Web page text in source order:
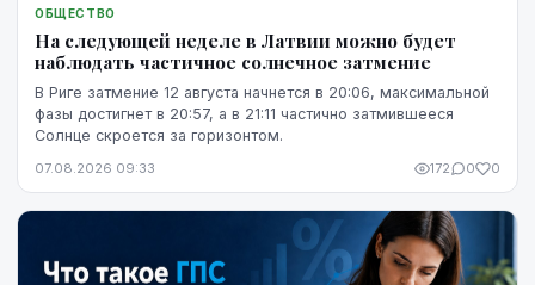
ОБЩЕСТВО
На следующей неделе в Латвии можно будет
наблюдать частичное солнечное затмение
В Риге затмение 12 августа начнется в 20:06, максимальной
фазы достигнет в 20:57, а в 21:11 частично затмившееся
Солнце скроется за горизонтом.
07.08.2026 09:33 172 0 0